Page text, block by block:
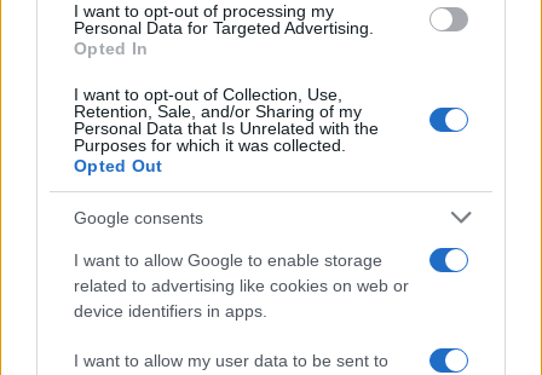
consent section.
I want to opt-out of processing my
Personal Data for Targeted Advertising.
Opted In
I want to opt-out of Collection, Use,
Retention, Sale, and/or Sharing of my
Personal Data that Is Unrelated with the
Purposes for which it was collected.
Opted Out
Google consents
I want to allow Google to enable storage
related to advertising like cookies on web or
device identifiers in apps.
I want to allow my user data to be sent to